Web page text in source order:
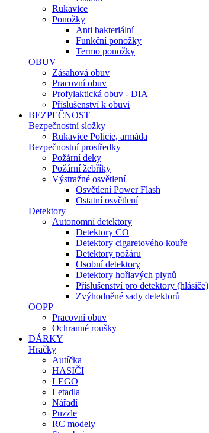
Rukavice
Ponožky
Anti bakteriální
Funkční ponožky
Termo ponožky
OBUV
Zásahová obuv
Pracovní obuv
Profylaktická obuv - DIA
Příslušenství k obuvi
BEZPEČNOST
Bezpečnostní složky
Rukavice Policie, armáda
Bezpečnostní prostředky
Požární deky
Požární žebříky
Výstražné osvětlení
Osvětlení Power Flash
Ostatní osvětlení
Detektory
Autonomní detektory
Detektory CO
Detektory cigaretového kouře
Detektory požáru
Osobní detektory
Detektory hořlavých plynů
Příslušenství pro detektory (hlásiče)
Zvýhodněné sady detektorů
OOPP
Pracovní obuv
Ochranné roušky
DÁRKY
Hračky
Autíčka
HASIČI
LEGO
Letadla
Nářadí
Puzzle
RC modely